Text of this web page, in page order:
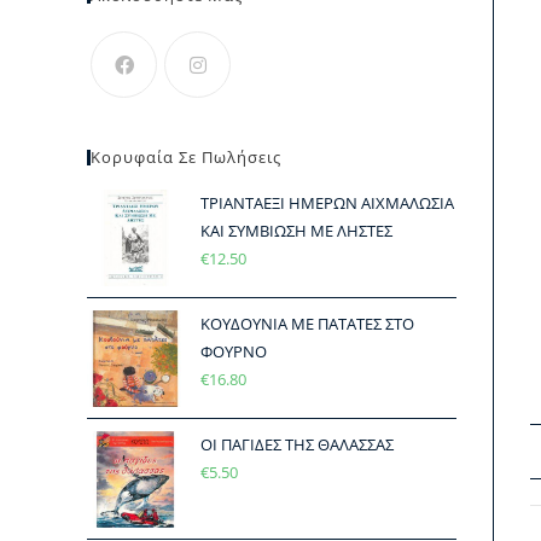
Κορυφαία Σε Πωλήσεις
ΤΡΙΑΝΤΑΕΞΙ ΗΜΕΡΩΝ ΑΙΧΜΑΛΩΣΙΑ
ΚΑΙ ΣΥΜΒΙΩΣΗ ΜΕ ΛΗΣΤΕΣ
€12.50
ΚΟΥΔΟΥΝΙΑ ΜΕ ΠΑΤΑΤΕΣ ΣΤΟ
ΦΟΥΡΝΟ
€16.80
ΟΙ ΠΑΓΙΔΕΣ ΤΗΣ ΘΑΛΑΣΣΑΣ
€5.50